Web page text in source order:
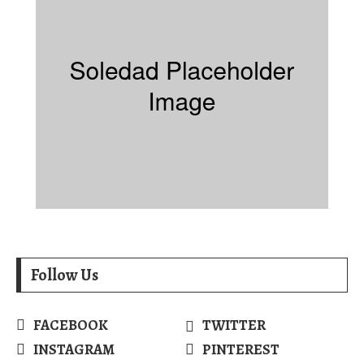
Follow Us
FACEBOOK
TWITTER
INSTAGRAM
PINTEREST